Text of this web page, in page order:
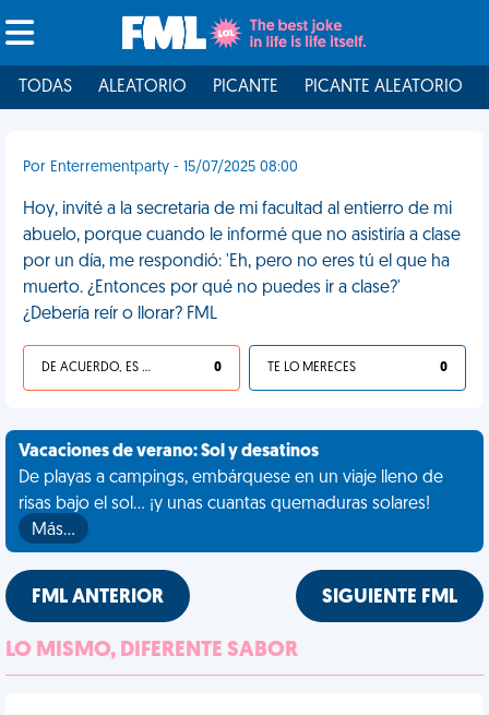
TODAS ALEATORIO PICANTE PICANTE ALEATORIO
Por Enterrementparty - 15/07/2025 08:00
Hoy, invité a la secretaria de mi facultad al entierro de mi
abuelo, porque cuando le informé que no asistiría a clase
por un día, me respondió: 'Eh, pero no eres tú el que ha
muerto. ¿Entonces por qué no puedes ir a clase?'
¿Debería reír o llorar? FML
DE ACUERDO, ES UNA VIDA HP 0 TE LO MERECES 0
Vacaciones de verano: Sol y desatinos
De playas a campings, embárquese en un viaje lleno de
risas bajo el sol... ¡y unas cuantas quemaduras solares!
Más…
FML ANTERIOR SIGUIENTE FML
LO MISMO, DIFERENTE SABOR